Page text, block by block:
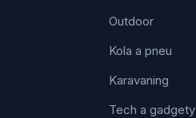
Outdoor
Kola a pneu
Karavaning
Tech a gadgety